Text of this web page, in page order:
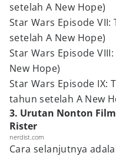
setelah A New Hope)
Star Wars Episode VII:
setelah A New Hope)
Star Wars Episode
New Hope)
Star Wars Episode IX:
tahun setelah A New
3. Urutan Nonton
Rister
nerdist.com
Cara selanjutnya